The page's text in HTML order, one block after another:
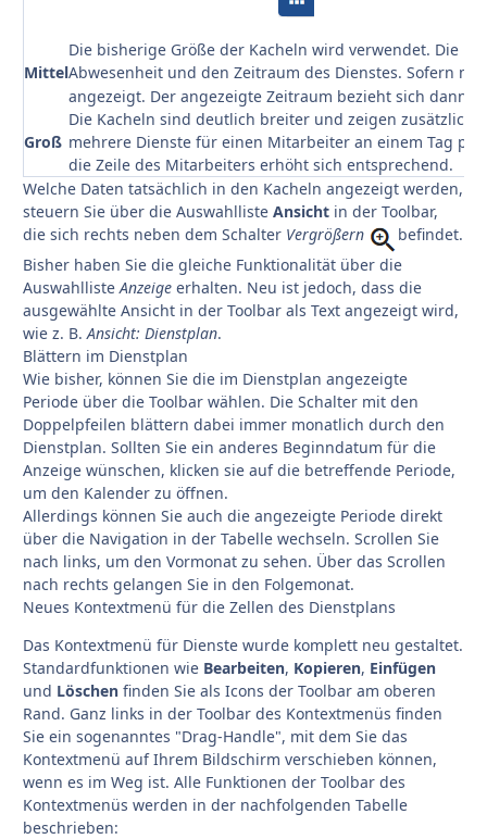
Mittel
Die bisherige Größe der Kacheln wird verwendet. Die
Abwesenheit und den Zeitraum des Dienstes. Sofern
angezeigt. Der angezeigte Zeitraum bezieht sich dann
Groß
Die Kacheln sind deutlich breiter und zeigen zusätzlich
mehrere Dienste für einen Mitarbeiter an einem Tag
die Zeile des Mitarbeiters erhöht sich entsprechend.
Welche Daten tatsächlich in den Kacheln angezeigt werden,
steuern Sie über die Auswahlliste Ansicht in der Toolbar,
die sich rechts neben dem Schalter Vergrößern
befindet.
Bisher haben Sie die gleiche Funktionalität über die
Auswahlliste Anzeige erhalten. Neu ist jedoch, dass die
ausgewählte Ansicht in der Toolbar als Text angezeigt wird,
wie z. B. Ansicht: Dienstplan.
Blättern im Dienstplan
Wie bisher, können Sie die im Dienstplan angezeigte
Periode über die Toolbar wählen. Die Schalter mit den
Doppelpfeilen blättern dabei immer monatlich durch den
Dienstplan. Sollten Sie ein anderes Beginndatum für die
Anzeige wünschen, klicken sie auf die betreffende Periode,
um den Kalender zu öffnen.
Allerdings können Sie auch die angezeigte Periode direkt
über die Navigation in der Tabelle wechseln. Scrollen Sie
nach links, um den Vormonat zu sehen. Über das Scrollen
nach rechts gelangen Sie in den Folgemonat.
Neues Kontextmenü für die Zellen des Dienstplans
Das Kontextmenü für Dienste wurde komplett neu gestaltet.
Standardfunktionen wie Bearbeiten, Kopieren, Einfügen
und Löschen finden Sie als Icons der Toolbar am oberen
Rand. Ganz links in der Toolbar des Kontextmenüs finden
Sie ein sogenanntes "Drag-Handle", mit dem Sie das
Kontextmenü auf Ihrem Bildschirm verschieben können,
wenn es im Weg ist. Alle Funktionen der Toolbar des
Kontextmenüs werden in der nachfolgenden Tabelle
beschrieben: